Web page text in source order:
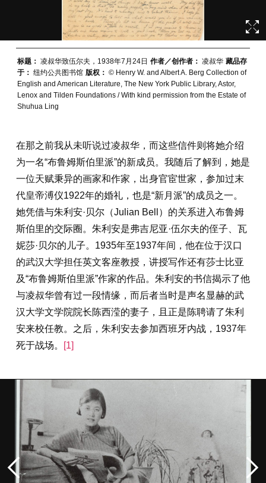
标题： 凌叔华致伍尔夫，1938年7月24日 作者／创作者： 凌叔华 藏品存
于： 纽约公共图书馆 版权： © Henry W. and Albert A. Berg Collection of
English and American Literature, The New York Public Library, Astor,
Lenox and Tilden Foundations / With kind permission from the Estate of
Shuhua Ling
在那之前我从未听说过凌叔华，而这些信件则将她介绍
为一名“布鲁姆斯伯里派”的新成员。我随后了解到，她是
一位天赋秉异的画家和作家，出身官宦世家，参加过末
代皇帝溥仪1922年的婚礼，也是“新月派”的成员之一。
她凭借与朱利安·贝尔（Julian Bell）的关系进入布鲁姆
斯伯里的交际圈。朱利安是弗吉尼亚·伍尔夫的侄子、瓦
妮莎·贝尔的儿子。1935年至1937年间，他在位于汉口
的武汉大学担任英文客座教授，讲授写作还有莎士比亚
及“布鲁姆斯伯里派”作家的作品。朱利安的书信揭示了他
与凌叔华曾有过一段情缘，而后者当时是声名显赫的武
汉大学文学院院长陈西滢的妻子，且正是陈聘请了朱利
安来校任教。之后，朱利安去参加西班牙内战，1937年
死于战场。
[1]